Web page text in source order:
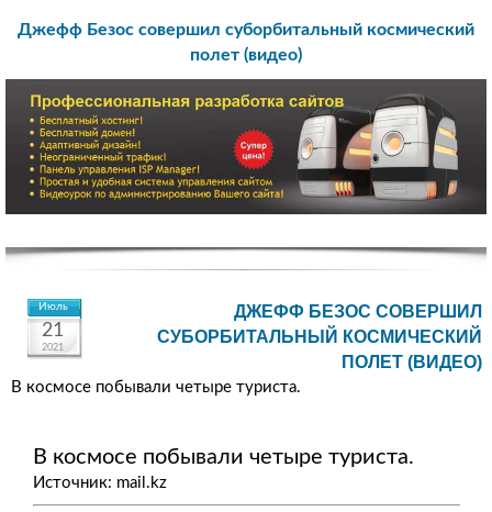
Джефф Безос совершил суборбитальный космический
полет (видео)
Июль
21
2021
ДЖЕФФ БЕЗОС СОВЕРШИЛ
СУБОРБИТАЛЬНЫЙ КОСМИЧЕСКИЙ
ПОЛЕТ (ВИДЕО)
В космосе побывали четыре туриста.
В космосе побывали четыре туриста.
Источник: mail.kz